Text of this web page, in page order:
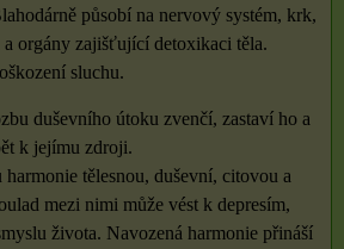
působí na nervový systém, krk,
orgány zajišťující detoxikaci těla.
sluchu.
duševního útoku zvenčí, zastaví ho a
k jejímu zdroji.
tělesnou, duševní, citovou a
mezi nimi může vést k depresím,
života. Navozená harmonie přináší